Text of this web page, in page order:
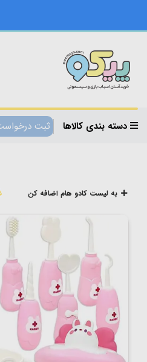
دسته بندی کالاها ثبت
به لیست کادو هام اضافه کن